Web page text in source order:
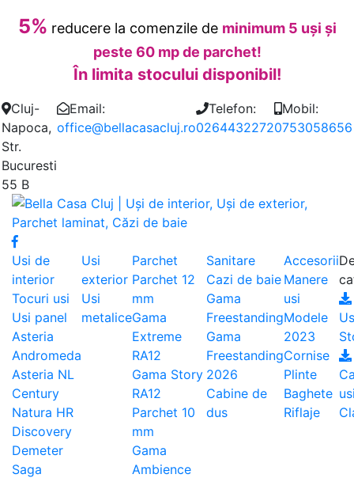
5% reducere la comenzile de minimum 5 uși și
peste 60 mp de parchet!
În limita stocului disponibil!
Cluj-
Napoca,
Str.
Bucuresti
55 B
Email:
office@bellacasacluj.ro
Telefon:
0264432272
Mobil:
0753058656
Usi de
interior
Tocuri usi
Usi panel
Asteria
Andromeda
Asteria NL
Century
Natura HR
Discovery
Demeter
Saga
Usi
exterior
Usi
metalice
Parchet
Parchet 12
mm
Gama
Extreme
RA12
Gama Story
RA12
Parchet 10
mm
Gama
Ambience
Sanitare
Cazi de baie
Gama
Freestanding
Gama
Freestanding
2026
Cabine de
dus
Accesorii
Manere
usi
Modele
2023
Cornise
Plinte
Baghete
Riflaje